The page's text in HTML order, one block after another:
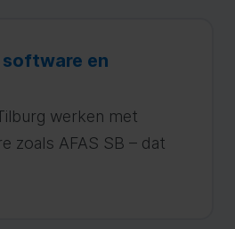
software en
werken met
zoals AFAS SB – dat